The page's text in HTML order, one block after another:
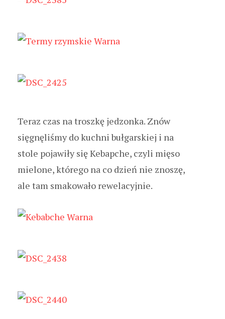
Teraz czas na troszkę jedzonka. Znów
sięgnęliśmy do kuchni bułgarskiej i na
stole pojawiły się Kebapche, czyli mięso
mielone, którego na co dzień nie znoszę,
ale tam smakowało rewelacyjnie.